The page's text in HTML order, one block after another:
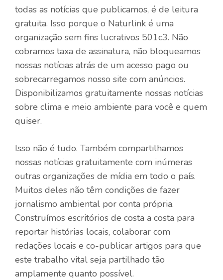
todas as notícias que publicamos, é de leitura
gratuita. Isso porque o Naturlink é uma
organização sem fins lucrativos 501c3. Não
cobramos taxa de assinatura, não bloqueamos
nossas notícias atrás de um acesso pago ou
sobrecarregamos nosso site com anúncios.
Disponibilizamos gratuitamente nossas notícias
sobre clima e meio ambiente para você e quem
quiser.
Isso não é tudo. Também compartilhamos
nossas notícias gratuitamente com inúmeras
outras organizações de mídia em todo o país.
Muitos deles não têm condições de fazer
jornalismo ambiental por conta própria.
Construímos escritórios de costa a costa para
reportar histórias locais, colaborar com
redações locais e co-publicar artigos para que
este trabalho vital seja partilhado tão
amplamente quanto possível.